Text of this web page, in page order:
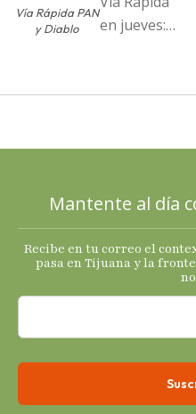
Vía Rápida PAN
y Diablo
en jueves:
cartas; El
Mantente al día
Recibe en tu correo el
pasa en Tijuana y la